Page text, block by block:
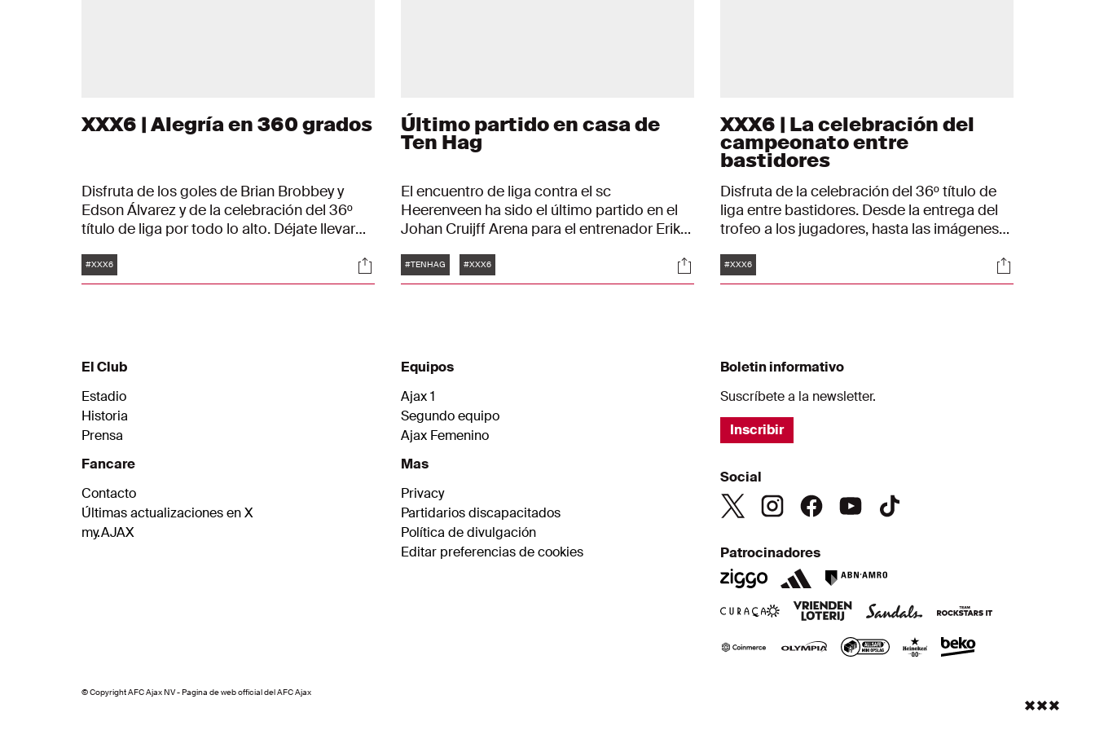
XXX6 | Alegría en 360 grados
Disfruta de los goles de Brian Brobbey y
Edson Álvarez y de la celebración del 36º
título de liga por todo lo alto. Déjate llevar
grados y revive la celebración del
campeonato como si hubieses estado allí.
Etiquetas
#XXX6 Sociales
Último partido en casa de
Ten Hag
El encuentro de liga contra el sc
Heerenveen ha sido el último partido en el
Johan Cruijff Arena para el entrenador Erik
conseguido su 36º título de liga y en el que
el técnico ha celebrado su tercer
Etiquetas
#TENHAG #XXX6 Sociales
XXX6 | La celebración del
campeonato entre
bastidores
Disfruta de la celebración del 36º título de
liga entre bastidores. Desde la entrega del
trofeo a los jugadores, hasta las imágenes
campo, hasta la fiesta en el aparcamiento.
Etiquetas
#XXX6 Sociales
El Club
Estadio
Historia
Prensa
Fancare
Contacto
Últimas actualizaciones en X
my.AJAX
Equipos
Ajax 1
Segundo equipo
Ajax Femenino
Mas
Privacy
Partidarios discapacitados
Política de divulgación
Editar preferencias de cookies
Boletin informativo
Suscríbete a la newsletter.
Inscribir
Social
Patrocinadores
© Copyright AFC Ajax NV - Pagina de web official del AFC Ajax